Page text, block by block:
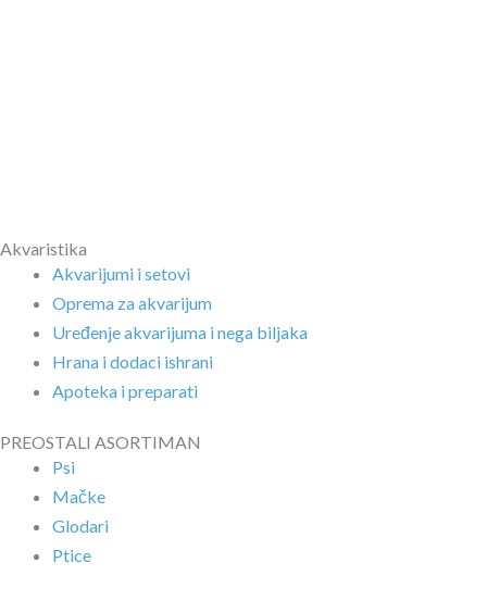
Akvaristika
Akvarijumi i setovi
Oprema za akvarijum
Uređenje akvarijuma i nega biljaka
Hrana i dodaci ishrani
Apoteka i preparati
PREOSTALI ASORTIMAN
Psi
Mačke
Glodari
Ptice